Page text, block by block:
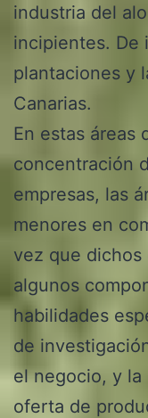
industria del
incipientes. De
plantaciones y
Canarias.
En estas áreas
concentración
empresas, las
menores en
vez que
algunos
habilidades
de
el negocio, y la
oferta de